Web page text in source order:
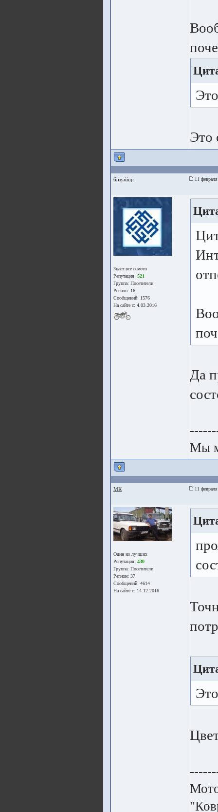
Это
брмайор 11
Знает все о мото
Репутация: 521
Группа: Посетители
Регион: 16
Сообщений: 1576
На сайте с: 4.03.2016
Да
Мы
МК 11
Один из лучших
Репутация: 430
Группа: Посетители
Регион: 37
Сообщений: 4614
На сайте с: 14.12.2016